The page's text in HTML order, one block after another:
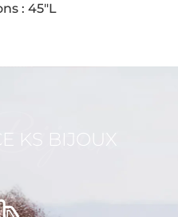
: 45″L
KS BIJOUX